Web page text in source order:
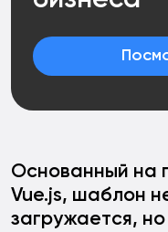
Основанный на
Vue.js, шаблон
загружается,